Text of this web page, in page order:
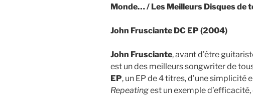
Monde… / Les Meilleurs Disques de
John Frusciante DC EP (2004)
John Frusciante, avant d’être
est un des meilleurs songwriter de
EP, un EP de 4 titres, d’une simplicité
Repeatingest un exemple